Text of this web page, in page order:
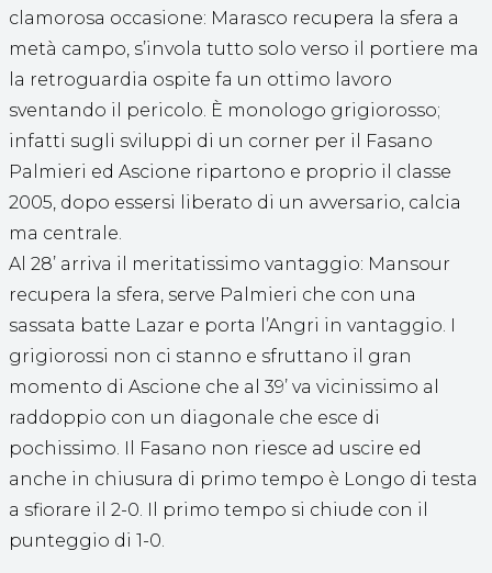
clamorosa occasione: Marasco recupera la sfera a
metà campo, s’invola tutto solo verso il portiere ma
la retroguardia ospite fa un ottimo lavoro
sventando il pericolo. È monologo grigiorosso;
infatti sugli sviluppi di un corner per il Fasano
Palmieri ed Ascione ripartono e proprio il classe
2005, dopo essersi liberato di un avversario, calcia
ma centrale.
Al 28’ arriva il meritatissimo vantaggio: Mansour
recupera la sfera, serve Palmieri che con una
sassata batte Lazar e porta l’Angri in vantaggio. I
grigiorossi non ci stanno e sfruttano il gran
momento di Ascione che al 39’ va vicinissimo al
raddoppio con un diagonale che esce di
pochissimo. Il Fasano non riesce ad uscire ed
anche in chiusura di primo tempo è Longo di testa
a sfiorare il 2-0. Il primo tempo si chiude con il
punteggio di 1-0.